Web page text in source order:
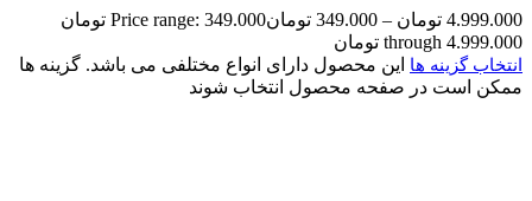
4.999.000 تومان –
349.000 تومان
Price range: 349.000 تومان
through 4.999.000 تومان
انتخاب گزینه ها
این محصول دارای انواع مختلفی می باشد. گزینه ها
ممکن است در صفحه محصول انتخاب شوند